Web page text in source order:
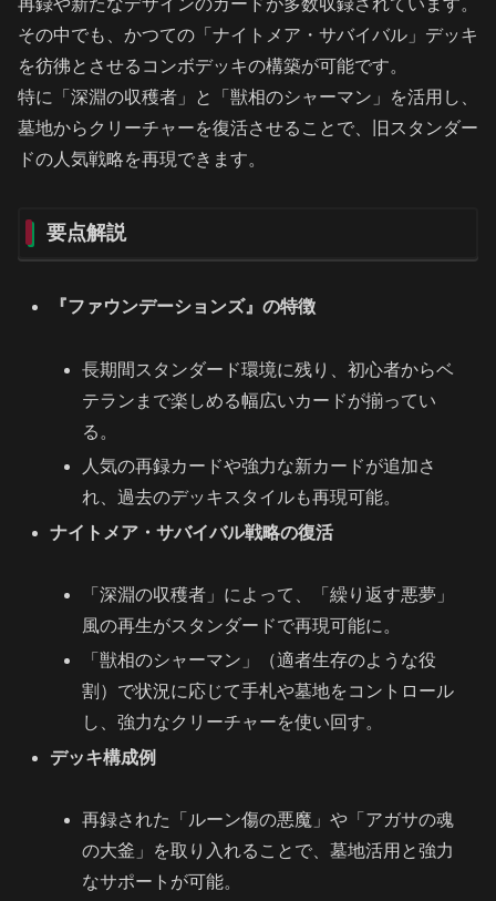
その中でも、かつての「ナイトメア・サバイバル」デッキ
を彷彿とさせるコンボデッキの構築が可能です。
特に「深淵の収穫者」と「獣相のシャーマン」を活用し、
墓地からクリーチャーを復活させることで、旧スタンダー
ドの人気戦略を再現できます。
要点解説
『ファウンデーションズ』の特徴
長期間スタンダード環境に残り、初心者からベ
テランまで楽しめる幅広いカードが揃ってい
る。
人気の再録カードや強力な新カードが追加さ
れ、過去のデッキスタイルも再現可能。
ナイトメア・サバイバル戦略の復活
「深淵の収穫者」によって、「繰り返す悪夢」
風の再生がスタンダードで再現可能に。
「獣相のシャーマン」（適者生存のような役
割）で状況に応じて手札や墓地をコントロール
し、強力なクリーチャーを使い回す。
デッキ構成例
再録された「ルーン傷の悪魔」や「アガサの魂
の大釜」を取り入れることで、墓地活用と強力
なサポートが可能。